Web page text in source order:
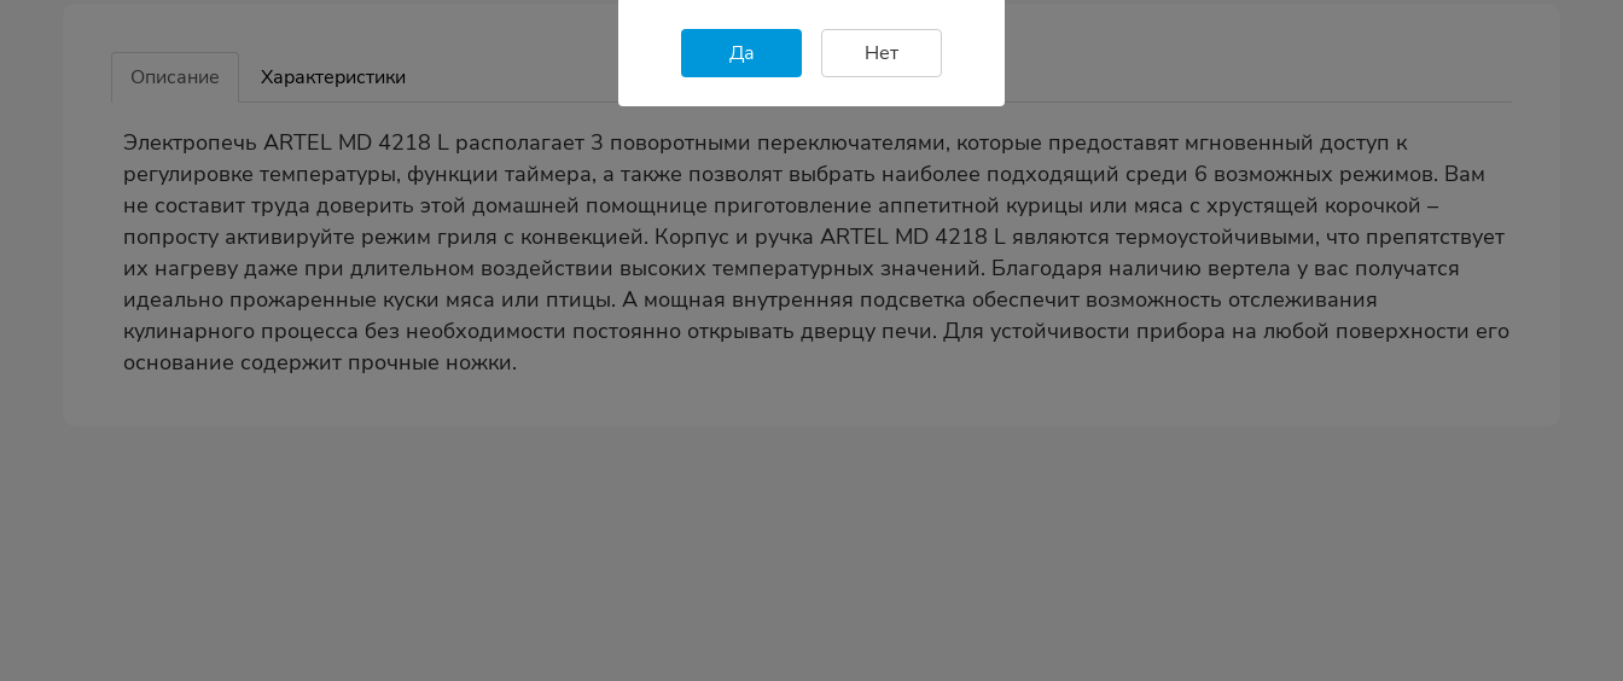
Описание Характеристики
Электропечь ARTEL MD 4218 L располагает 3 поворотными переключателями, которые предоставят мгновенный доступ к
регулировке температуры, функции таймера, а также позволят выбрать наиболее подходящий среди 6 возможных режимов. Вам
не составит труда доверить этой домашней помощнице приготовление аппетитной курицы или мяса с хрустящей корочкой –
попросту активируйте режим гриля с конвекцией. Корпус и ручка ARTEL MD 4218 L являются термоустойчивыми, что препятствует
их нагреву даже при длительном воздействии высоких температурных значений. Благодаря наличию вертела у вас получатся
идеально прожаренные куски мяса или птицы. А мощная внутренняя подсветка обеспечит возможность отслеживания
кулинарного процесса без необходимости постоянно открывать дверцу печи. Для устойчивости прибора на любой поверхности его
основание содержит прочные ножки.
Да Нет